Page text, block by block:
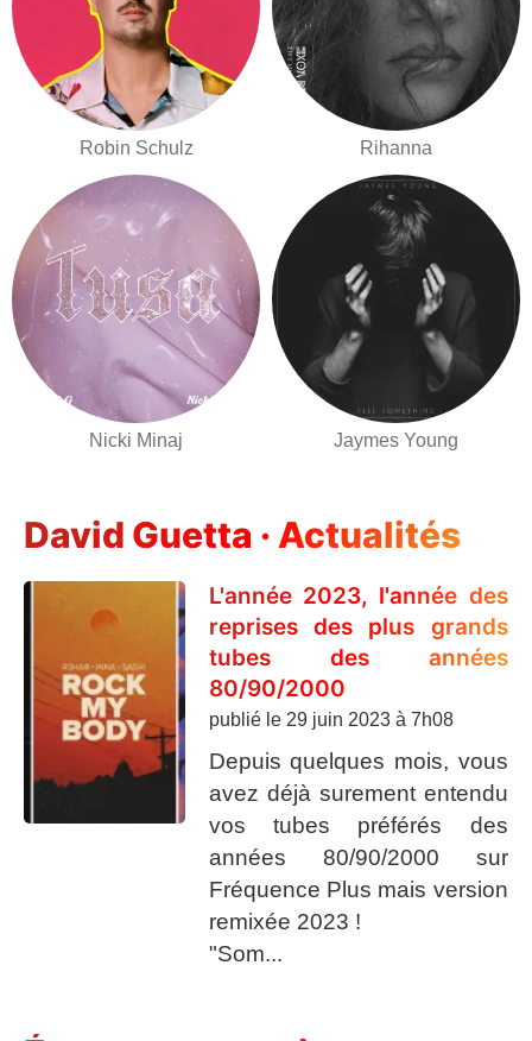
Robin Schulz Rihanna
Nicki Minaj Jaymes Young
David Guetta · Actualités
L'année 2023, l'année des
reprises des plus grands
tubes des années
80/90/2000
publié le 29 juin 2023 à 7h08
Depuis quelques mois, vous
avez déjà surement entendu
vos tubes préférés des
années 80/90/2000 sur
Fréquence Plus mais version
remixée 2023 !
"Som...